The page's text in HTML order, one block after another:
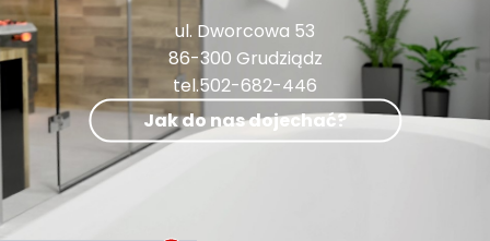
ul. Dworcowa 53
86-300 Grudziądz
tel.502-682-446
Jak do nas dojechać?